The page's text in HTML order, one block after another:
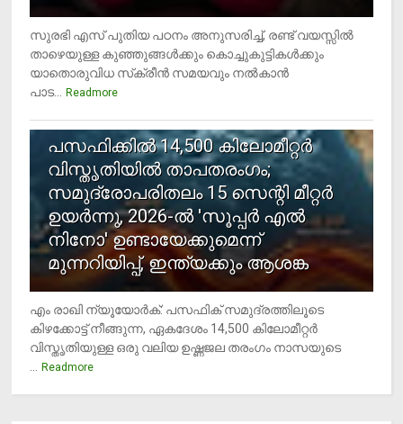
സുരഭി എസ് പുതിയ പഠനം അനുസരിച്ച്, രണ്ട് വയസ്സില്‍
താഴെയുള്ള കുഞ്ഞുങ്ങള്‍ക്കും കൊച്ചുകുട്ടികള്‍ക്കും
യാതൊരുവിധ സ്‌ക്രീന്‍ സമയവും നല്‍കാന്‍
പാട...
Readmore
പസഫിക്കില്‍ 14,500 കിലോമീറ്റര്‍
വിസ്തൃതിയില്‍ താപതരംഗം;
സമുദ്രോപരിതലം 15 സെന്റി മീറ്റര്‍
ഉയര്‍ന്നു, 2026-ല്‍ 'സൂപ്പര്‍ എല്‍
നിനോ' ഉണ്ടായേക്കുമെന്ന്
മുന്നറിയിപ്പ്, ഇന്ത്യക്കും ആശങ്ക
എം രാഖി ന്യൂയോര്‍ക്: പസഫിക് സമുദ്രത്തിലൂടെ
കിഴക്കോട്ട് നീങ്ങുന്ന, ഏകദേശം 14,500 കിലോമീറ്റര്‍
വിസ്തൃതിയുള്ള ഒരു വലിയ ഉഷ്ണജല തരംഗം നാസയുടെ
Readmore